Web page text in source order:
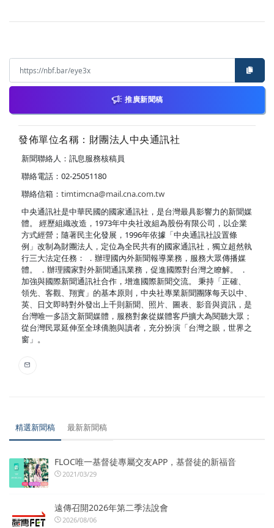
推廣新聞稿
發佈單位名稱：財團法人中央通訊社
新聞聯絡人：訊息服務核稿員
聯絡電話：02-25051180
聯絡信箱： timtimcna@mail.cna.com.tw
中央通訊社是中華民國的國家通訊社，是台灣最具影響力的新聞媒
體。 經歷組織改造，1973年中央社改組為股份有限公司，以企業
方式經營；隨著民主化發展，1996年依據「中央通訊社設置條
例」改制為財團法人，定位為全民共有的國家通訊社，獨立超然執
行三大法定任務： ．辦理國內外新聞報導業務，服務大眾傳播媒
體。 ．辦理國家對外新聞通訊業務，促進國際對台灣之瞭解。 ．
加強與國際新聞通訊社合作，增進國際新聞交流。 秉持「正確、
領先、客觀、翔實」的基本原則，中央社專業新聞團隊每天以中、
英、日文即時對外發出上千則新聞、照片、圖表、影音與資訊，是
台灣唯一多語文新聞媒體，服務對象從媒體客戶擴大為閱聽大眾；
從台灣民眾延伸至全球僑胞與讀者，充分扮演「台灣之眼，世界之
窗」。
精選新聞稿 最新新聞稿
FLOC唯一基督徒專屬交友APP，基督徒的新福音
2021/03/29
遠傳召開2026年第二季法說會
2026/08/06